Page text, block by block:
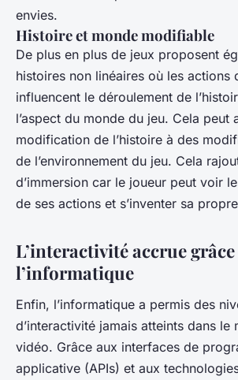
envies.
Histoire et monde modifiable
De plus en plus de jeux proposent
histoires non linéaires où les actions
influencent le déroulement de
l’aspect du monde du jeu. Cela peut
modification de l’histoire à des
de l’environnement du jeu. Cela
d’immersion car le joueur peut voir
de ses actions et s’inventer sa
L’interactivité accrue grâce
l’informatique
Enfin, l’informatique a permis des
d’interactivité jamais atteints dans le
vidéo. Grâce aux interfaces de
applicative (APIs) et aux